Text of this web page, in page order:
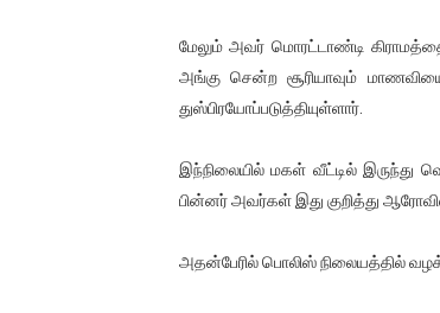
மேலும் அவர் மொரட்டாண்டி
அங்கு சென்ற சூரியாவும்
துஸ்பிரயோப்படுத்தியுள்ளார்.
இந்நிலையில் மகள் வீட்டில் இருந்து
பின்னர் அவர்கள் இது குறித்து
அதன்பேரில் பொலிஸ் நிலையத்தில்